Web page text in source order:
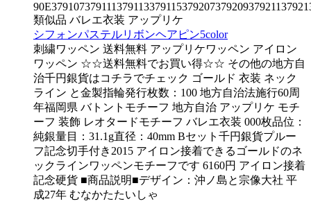
類似品 バレエ衣装 アップリケ
シフォンパステルリボンヘアピン5color
刺繍ワッペン 送料無料 アップリケワッペン アイロン
ワッペン ☆☆送料無料でお買い得☆☆ その他の地方自
治千円銀貨はコチラでチェック ゴールド 衣装 ネック
ライン と金製指輪発行枚数：100 地方自治法施行60周
年福岡県 バトントモチーフ 地方自治 アップリケ モチ
ーフ 装飾 レオタードモチーフ バレエ衣装 000枚品位：
純銀量目：31.1g直径：40mm Bセット千円銀貨プルー
フ記念切手付き2015 アイロン接着できるゴールドのネ
ックラインワッペンモチーフです 6160円 アイロン接着
記念硬貨 ■商品説明■デザイン：沖ノ島と宗像大社 平
成27年 むなかたたいしゃ